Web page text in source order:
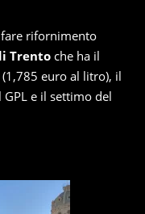
fare rifornimento
Trento che ha il
euro al litro), il
e il settimo del